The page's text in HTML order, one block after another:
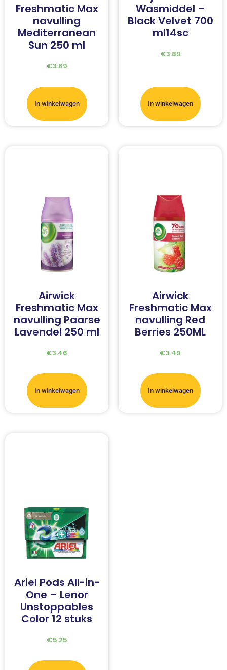
Freshmatic Max
navulling
Mediterranean
Sun 250 ml
€3.69
In winkelwagen
Wasmiddel –
Black Velvet 700
ml14sc
€3.89
In winkelwagen
Airwick
Freshmatic Max
navulling Paarse
Lavendel 250 ml
€3.46
In winkelwagen
Airwick
Freshmatic Max
navulling Red
Berries 250ML
€3.49
In winkelwagen
Ariel Pods All-in-
One – Lenor
Unstoppables
Color 12 stuks
€5.25